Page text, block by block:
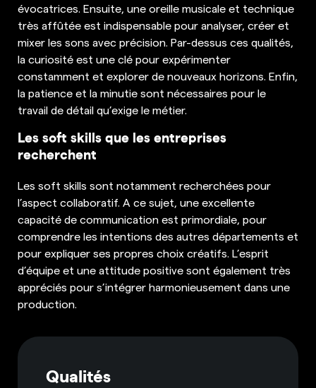
évocatrices. Ensuite, une oreille musicale et technique
très affûtée est indispensable pour analyser, créer et
mixer les sons avec précision. Par-dessus ces qualités,
la curiosité est une clé pour expérimenter
constamment et explorer de nouveaux horizons. Enfin,
la patience et la minutie sont nécessaires pour le
travail de détail qu’exige le métier.
Les soft skills que les entreprises
recherchent
Les soft skills sont notamment recherchées pour
l’aspect collaboratif. A ce sujet, une excellente
capacité de communication est primordiale, pour
comprendre les intentions des autres départements et
pour expliquer ses propres choix créatifs. L’esprit
d’équipe et une attitude positive sont également très
appréciés pour s’intégrer harmonieusement dans une
production.
Qualités